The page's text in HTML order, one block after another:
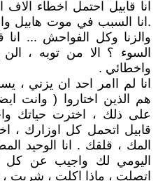
انا قابيل احتمل اخطاء الاف
.انا السبب في موت هابيل
والزنا وكل الفواحش ...
السوء ؟ الا من توبه ،
واخطائي .
انا لم اامر احد ان يزني
هم الذين اختاروا ( وانت
على ذلك ، اخترت حياتك
قابيل اتحمل كل اوزارك ،
المك ، قلقك . انا الوحيد
اليومي لك واجيب عن كل
اتصلت ، ماذا اكلت ،